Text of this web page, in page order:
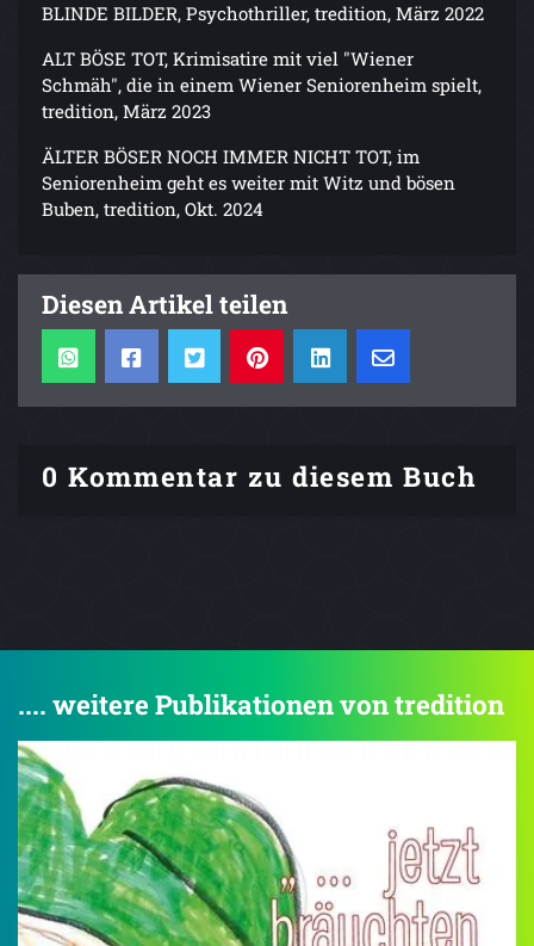
BLINDE BILDER, Psychothriller, tredition, März 2022
ALT BÖSE TOT, Krimisatire mit viel "Wiener
Schmäh", die in einem Wiener Seniorenheim spielt,
tredition, März 2023
ÄLTER BÖSER NOCH IMMER NICHT TOT, im
Seniorenheim geht es weiter mit Witz und bösen
Buben, tredition, Okt. 2024
Diesen Artikel teilen
0 Kommentar zu diesem Buch
.... weitere Publikationen von tredition